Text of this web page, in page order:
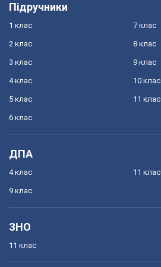
Підручники
1 клас
2 клас
3 клас
4 клас
5 клас
6 клас
7 клас
8 клас
9 клас
10 клас
11 клас
ДПА
4 клас
9 клас
11 клас
ЗНО
11 клас